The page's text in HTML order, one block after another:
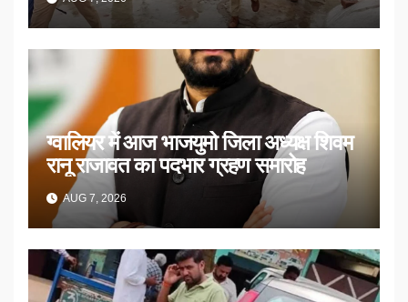
ग्वालियर में आज भाजयुमो जिला अध्यक्ष शिवम
रानू राजावत का पदभार ग्रहण समारोह
AUG 7, 2026